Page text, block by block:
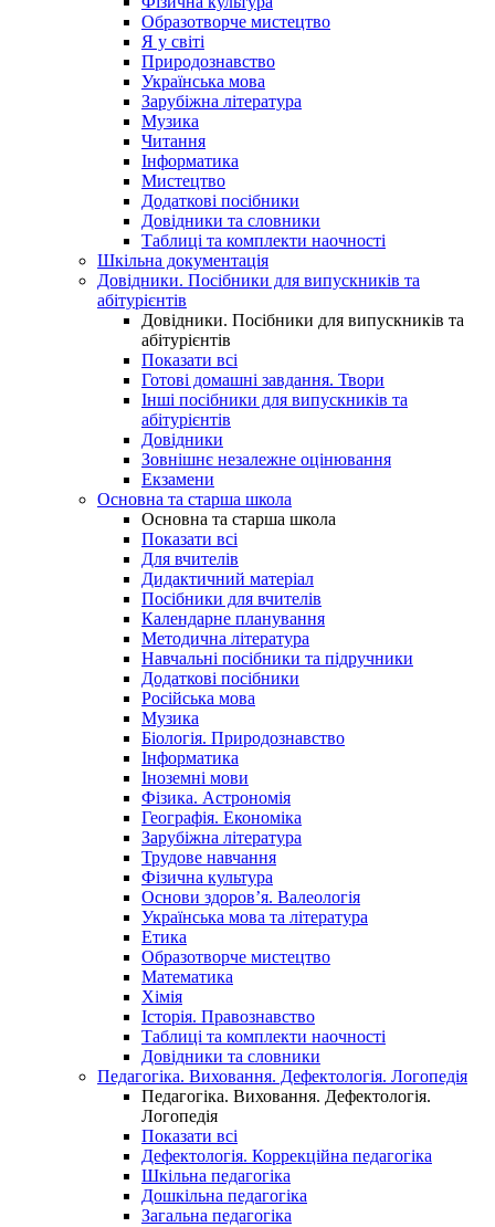
Образотворче мистецтво
Я у світі
Природознавство
Українська мова
Зарубіжна література
Музика
Читання
Інформатика
Мистецтво
Додаткові посібники
Довідники та словники
Таблиці та комплекти наочності
Шкільна документація
Довідники. Посібники для випускників та
абітурієнтів
Довідники. Посібники для випускників та
абітурієнтів
Показати всі
Готові домашні завдання. Твори
Інші посібники для випускників та
абітурієнтів
Довідники
Зовнішнє незалежне оцінювання
Екзамени
Основна та старша школа
Основна та старша школа
Показати всі
Для вчителів
Дидактичний матеріал
Посібники для вчителів
Календарне планування
Методична література
Навчальні посібники та підручники
Додаткові посібники
Російська мова
Музика
Біологія. Природознавство
Інформатика
Іноземні мови
Фізика. Астрономія
Географія. Економіка
Зарубіжна література
Трудове навчання
Фізична культура
Основи здоров’я. Валеологія
Українська мова та література
Етика
Образотворче мистецтво
Математика
Хімія
Історія. Правознавство
Таблиці та комплекти наочності
Довідники та словники
Педагогіка. Виховання. Дефектологія. Логопедія
Педагогіка. Виховання. Дефектологія.
Логопедія
Показати всі
Дефектологія. Коррекційна педагогіка
Шкільна педагогіка
Дошкільна педагогіка
Загальна педагогіка